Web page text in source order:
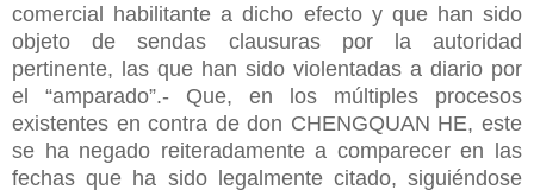
comercial habilitante a dicho efecto y que han sido
objeto de sendas clausuras por la autoridad
pertinente, las que han sido violentadas a diario por
el “amparado”.- Que, en los múltiples procesos
existentes en contra de don CHENGQUAN HE, este
se ha negado reiteradamente a comparecer en las
fechas que ha sido legalmente citado, siguiéndose